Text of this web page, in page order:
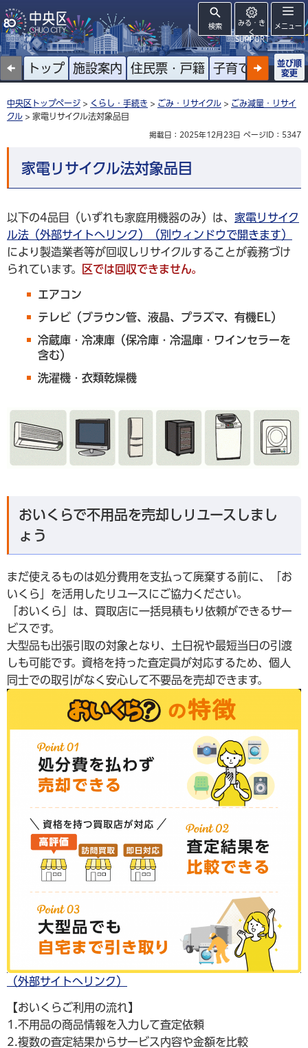
検索
みる・き
く
SUPPORT
メニュー
トップ 施設案内 住民票・戸籍 子育て 高齢者
並び順
変更
中央区トップページ > くらし・手続き > ごみ・リサイクル > ごみ減量・リサイ
クル > 家電リサイクル法対象品目
掲載日：2025年12月23日 ページID：5347
家電リサイクル法対象品目
以下の4品目（いずれも家庭用機器のみ）は、 家電リサイク
ル法（外部サイトへリンク）（別ウィンドウで開きます）
により製造業者等が回収しリサイクルすることが義務づけ
られています。
区では回収できません。
エアコン
テレビ（ブラウン管、液晶、プラズマ、有機EL）
冷蔵庫・冷凍庫（保冷庫・冷温庫・ワインセラーを
含む）
洗濯機・衣類乾燥機
おいくらで不用品を売却しリユースしまし
ょう
まだ使えるものは処分費用を支払って廃棄する前に、「お
いくら」を活用したリユースにご協力ください。
「おいくら」は、買取店に一括見積もり依頼ができるサー
ビスです。
大型品も出張引取の対象となり、土日祝や最短当日の引渡
しも可能です。資格を持った査定員が対応するため、個人
同士での取引がなく安心して不要品を売却できます。
（外部サイトへリンク）
【おいくらご利用の流れ】
1.不用品の商品情報を入力して査定依頼
2.複数の査定結果からサービス内容や金額を比較